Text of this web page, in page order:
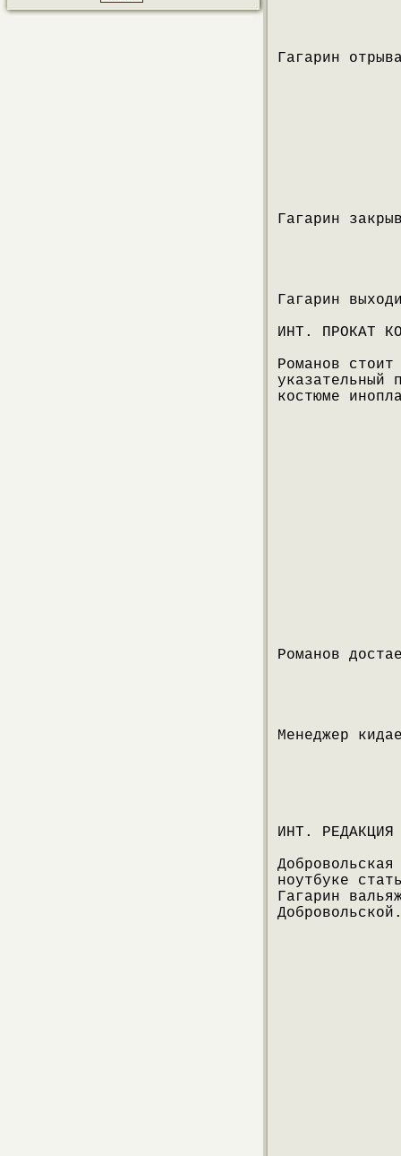
Гагарин
Гагарин
Гагарин
ИНТ. ПРОКАТ
Романов
указательный
костюме
Романов
Менеджер
ИНТ. РЕДАКЦИЯ
ноутбуке
Гагарин